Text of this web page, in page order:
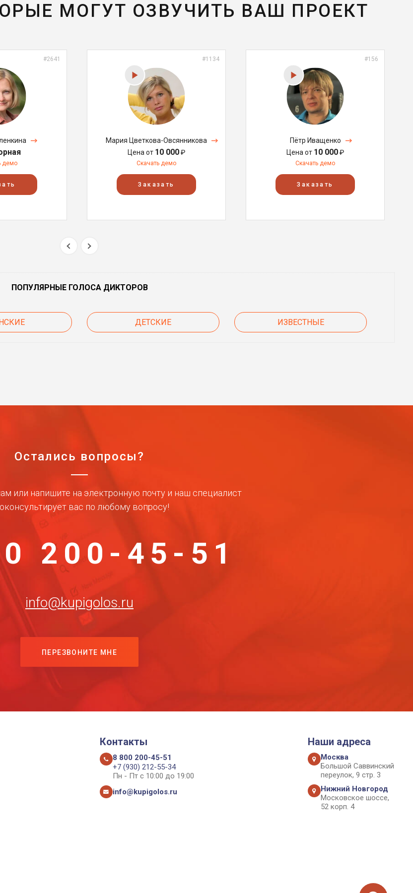
МОГУТ ОЗВУЧИТЬ ВАШ ПРОЕКТ
#2641
демо
#1134
Мария Цветкова-Овсянникова
Цена от 10 000₽
Скачать демо
Заказать
#156
Пётр Иващенко
Цена от 10 000₽
Скачать демо
Заказать
ПОПУЛЯРНЫЕ ГОЛОСА ДИКТОРОВ
ДЕТСКИЕ ИЗВЕСТНЫЕ
Остались вопросы?
или напишите на электронную почту и наш специалист
вас по любому вопросу!
200-45-51
info@kupigolos.ru
ПЕРЕЗВОНИТЕ МНЕ
Контакты
8 800 200-45-51
+7 (930) 212-55-34
Пн - Пт с 10:00 до 19:00
info@kupigolos.ru
Наши адреса
Москва
Большой Саввинский
переулок, 9 стр. 3
Нижний Новгород
Московское шоссе,
52 корп. 4